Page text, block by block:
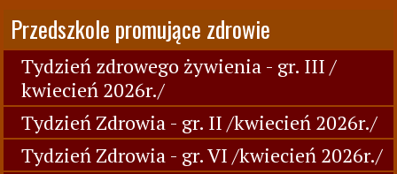
Przedszkole promujące zdrowie
Tydzień zdrowego żywienia - gr. III /
kwiecień 2026r./
Tydzień Zdrowia - gr. II /kwiecień 2026r./
Tydzień Zdrowia - gr. VI /kwiecień 2026r./